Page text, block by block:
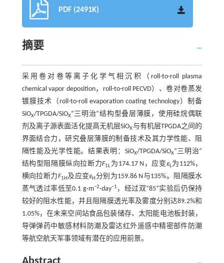
PDF (2491K)
摘要
采用卷对卷等离子化学气相沉积（roll-to-roll plasma
chemical vapor deposition，roll-to-roll PECVD）、卷对卷蒸发
镀膜技术（roll-to-roll evaporation coating technology）制备
SiOX/TPGDA/SiOX“三明治”结构型叠层薄膜，使用硅烷偶联
剂及离子源表面活化提高无机层SiOX与有机层TPGDA之间的
界面结合力，研究叠层薄膜的制备技术及其力学性能、阻
隔性能及光学性能。结果表明：SiOX/TPGDA/SiOX“三明治”
结构型阻隔膜纵向拉断力F1L为174.17 N，应变εL为112%，
横向拉断力F1H及应变εH 分别为159.86 N与135%。阻隔膜水
蒸气透过率低至0.1 g·m−2·day−1 ，经过双“85”实验后仍保持
较好的阻水性能，并且阻隔膜透光率及雾度分别达89.2%和
1.05%，在未来空间站食品包装储存、太阳能电池板封装，
导弹弹药中敏感材料防潮及雷达红外遥感中精密部件防潮
等航空航天军事领域有潜在的应用前景。